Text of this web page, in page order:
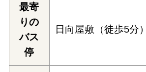
最寄
りの
バス
停
日向屋敷（徒歩5分）